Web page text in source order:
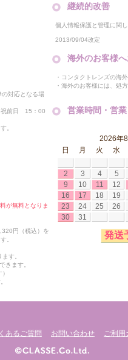
の対応となる場
祝前日 15：00
。
が無料となりま
円（税込）を
。
す。
きます。
継続的改善
個人情報保護と管理に関
2013/09/04改定
海外のお客様
・コンタクトレンズの海
・海外のお客様には、処
営業時間・営
2026年
日
月 火 水
2
3 4 5
9
10 11 12
16
17 18 19
23
24 25 26
30
31
発送
あるご質問 お問い合わせ ご利用